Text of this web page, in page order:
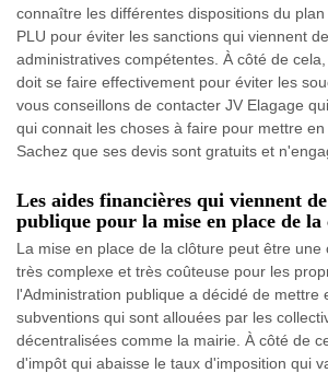
connaître les différentes dispositions du
PLU pour éviter les sanctions qui viennent
administratives compétentes. À côté de
doit se faire effectivement pour éviter les
vous conseillons de contacter JV Elagage
qui connait les choses à faire pour mettre en
Sachez que ses devis sont gratuits et
Les aides financières qui viennent
publique pour la mise en place de la
La mise en place de la clôture peut être une
très complexe et très coûteuse pour les
l'Administration publique a décidé de mettre
subventions qui sont allouées par les
décentralisées comme la mairie. À côté de
d'impôt qui abaisse le taux d'imposition qui